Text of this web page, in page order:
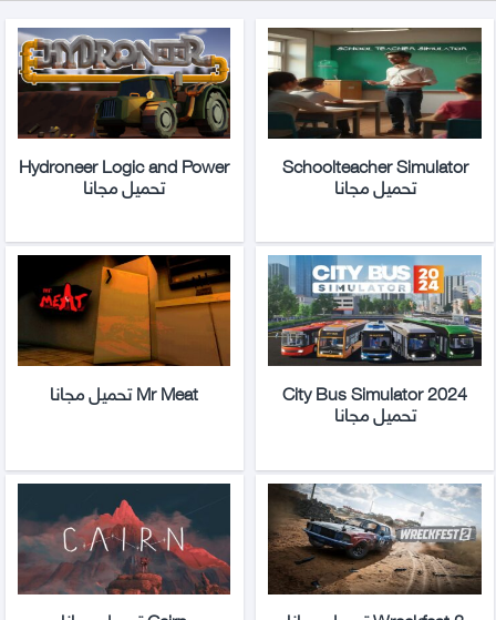
Schoolteacher Simulator
تحميل مجانا
Hydroneer Logic and Power
تحميل مجانا
City Bus Simulator 2024
تحميل مجانا
Mr Meat تحميل مجانا